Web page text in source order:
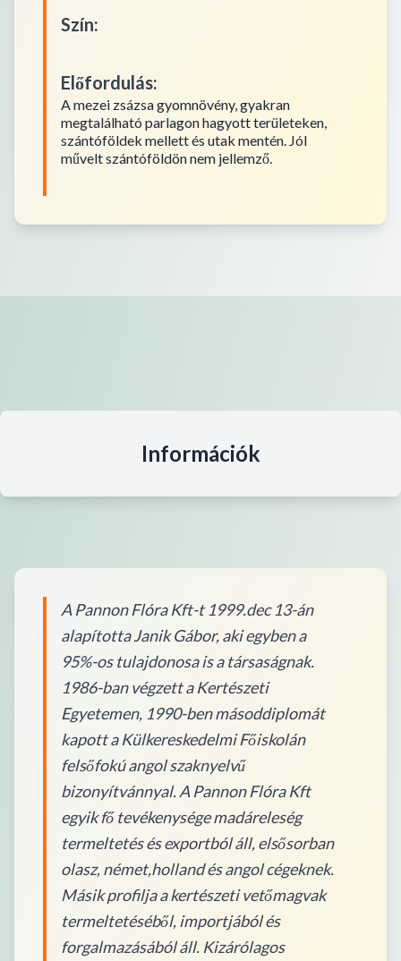
Szín:
Előfordulás:
A mezei zsázsa gyomnövény, gyakran
megtalálható parlagon hagyott területeken,
szántóföldek mellett és utak mentén. Jól
művelt szántóföldön nem jellemző.
Információk
A Pannon Flóra Kft-t 1999.dec 13-án
alapította Janik Gábor, aki egyben a
95%-os tulajdonosa is a társaságnak.
1986-ban végzett a Kertészeti
Egyetemen, 1990-ben másoddiplomát
kapott a Külkereskedelmi Főiskolán
felsőfokú angol szaknyelvű
bizonyítvánnyal. A Pannon Flóra Kft
egyik fő tevékenysége madáreleség
termeltetés és exportból áll, elsősorban
olasz, német,holland és angol cégeknek.
Másik profilja a kertészeti vetőmagvak
termeltetéséből, importjából és
forgalmazásából áll. Kizárólagos